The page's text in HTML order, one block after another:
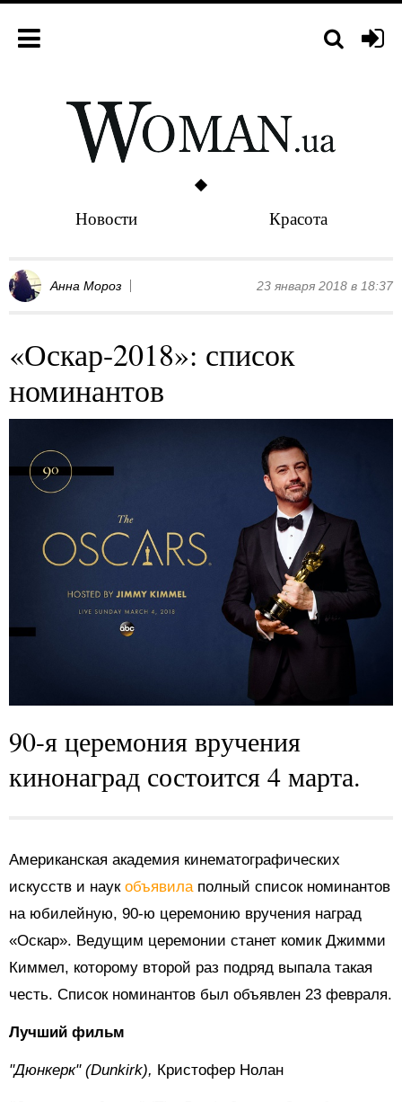
Новости Красота
Анна Мороз 23 января 2018 в 18:37
«Оскар-2018»: список
номинантов
90-я церемония вручения
кинонаград состоится 4 марта.
Американская академия кинематографических
искусств и наук объявила полный список номинантов
на юбилейную, 90-ю церемонию вручения наград
«Оскар». Ведущим церемонии станет комик Джимми
Киммел, которому второй раз подряд выпала такая
честь. Список номинантов был объявлен 23 февраля.
Лучший фильм
"Дюнкерк" (Dunkirk), Кристофер Нолан